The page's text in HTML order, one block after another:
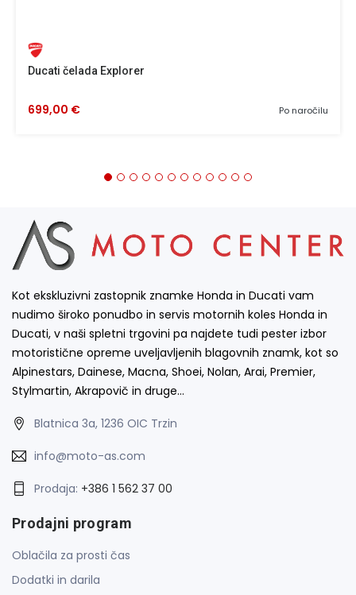
Ducati čelada Explorer
Po naročilu
699,00 €
Kot ekskluzivni zastopnik znamke Honda in Ducati vam
nudimo široko ponudbo in servis motornih koles Honda in
Ducati, v naši spletni trgovini pa najdete tudi pester izbor
motoristične opreme uveljavljenih blagovnih znamk, kot so
Alpinestars, Dainese, Macna, Shoei, Nolan, Arai, Premier,
Stylmartin, Akrapovič in druge…
Blatnica 3a, 1236 OIC Trzin
info@moto-as.com
Prodaja: +386 1 562 37 00
Prodajni program
Oblačila za prosti čas
Dodatki in darila